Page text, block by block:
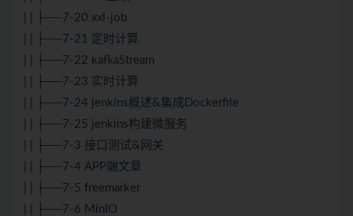
| | ├──7-20 xxl-job
| | ├──7-21 定时计算
| | ├──7-22 kafkaStream
| | ├──7-23 实时计算
| | ├──7-24 jenkins概述&集成Dockerfile
| | ├──7-25 jenkins构建微服务
| | ├──7-3 接口测试&网关
| | ├──7-4 APP端文章
| | ├──7-5 freemarker
| | ├──7-6 MinIO